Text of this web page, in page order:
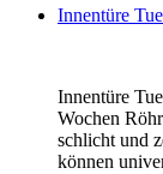
Innentüre
Innentüre
Wochen
schlicht und
können